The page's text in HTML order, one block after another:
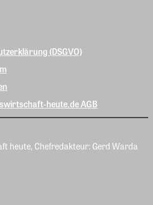
(DSGVO)
heute.de AGB
heute, Chefredakteur: Gerd Warda